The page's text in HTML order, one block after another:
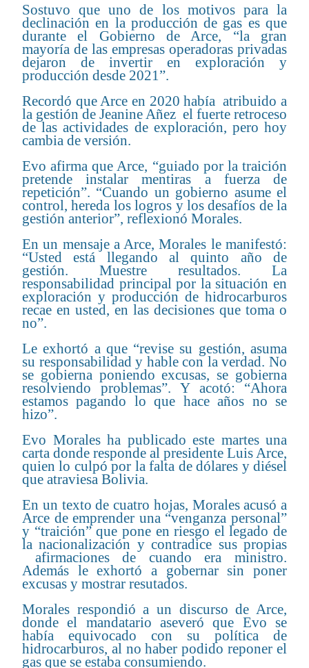
Sostuvo que uno de los motivos para la
declinación en la producción de gas es que
durante el Gobierno de Arce, “la gran
mayoría de las empresas operadoras privadas
dejaron de invertir en exploración y
producción desde 2021”.
Recordó que Arce en 2020 había atribuido a
la gestión de Jeanine Añez el fuerte retroceso
de las actividades de exploración, pero hoy
cambia de versión.
Evo afirma que Arce, “guiado por la traición
pretende instalar mentiras a fuerza de
repetición”. “Cuando un gobierno asume el
control, hereda los logros y los desafíos de la
gestión anterior”, reflexionó Morales.
En un mensaje a Arce, Morales le manifestó:
“Usted está llegando al quinto año de
gestión. Muestre resultados. La
responsabilidad principal por la situación en
exploración y producción de hidrocarburos
recae en usted, en las decisiones que toma o
no”.
Le exhortó a que “revise su gestión, asuma
su responsabilidad y hable con la verdad. No
se gobierna poniendo excusas, se gobierna
resolviendo problemas”. Y acotó: “Ahora
estamos pagando lo que hace años no se
hizo”.
Evo Morales ha publicado este martes una
carta donde responde al presidente Luis Arce,
quien lo culpó por la falta de dólares y diésel
que atraviesa Bolivia.
En un texto de cuatro hojas, Morales acusó a
Arce de emprender una “venganza personal”
y “traición” que pone en riesgo el legado de
la nacionalización y contradice sus propias
afirmaciones de cuando era ministro.
Además le exhortó a gobernar sin poner
excusas y mostrar resutados.
Morales respondió a un discurso de Arce,
donde el mandatario aseveró que Evo se
había equivocado con su política de
hidrocarburos, al no haber podido reponer el
gas que se estaba consumiendo.